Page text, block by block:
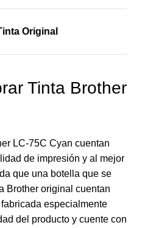
Original
Tinta Brother
LC-75C Cyan cuentan
de impresión y al mejor
que una botella que se
Brother original cuentan
especialmente
del producto y cuente con